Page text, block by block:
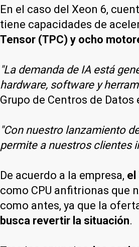
En el caso del Xeon 6,
tiene capacidades de
Tensor (TPC) y ocho
"La demanda de IA está
hardware, software y
Grupo de Centros de
"Con nuestro lanzamiento
permite a nuestros clientes
De acuerdo a la empresa, el
como CPU anfitrionas que
como antes, ya que la
busca revertir la situación.